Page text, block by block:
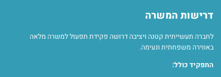
דרישות המשרה
לחברה תעשייתית קטנה ויציבה דרושה פקידת תפעול למשרה מלאה
באווירה משפחתית ונעימה.
התפקיד כולל: